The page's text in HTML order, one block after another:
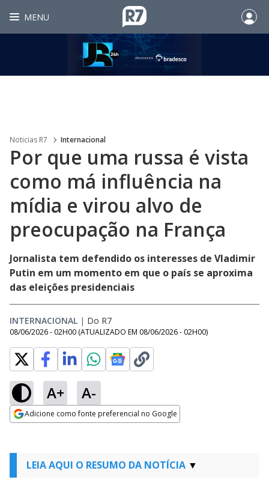
MENU
Noticias R7 Internacional
Por que uma russa é vista
como má influência na
mídia e virou alvo de
preocupação na França
Jornalista tem defendido os interesses de Vladimir
Putin em um momento em que o país se aproxima
das eleições presidenciais
INTERNACIONAL | Do R7
08/06/2026 - 02H00 (ATUALIZADO EM 08/06/2026 - 02H00)
A+ A-
Adicione como fonte preferencial no Google
LEIA AQUI O RESUMO DA NOTÍCIA